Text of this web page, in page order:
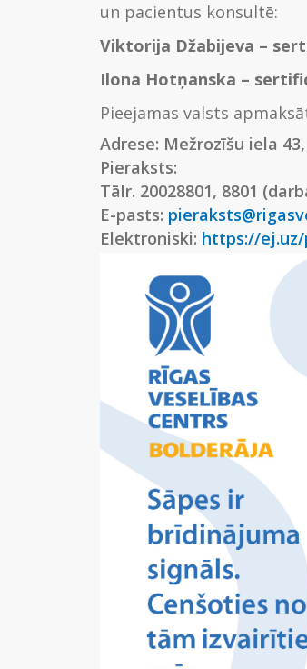
un pacientus konsultē:
Viktorija Džabijeva –
Ilona Hotņanska –
Pieejamas valsts
Adrese: Mežrozīšu iela 43,
Pieraksts:
Tālr. 20028801, 8801
E-pasts:
Elektroniski: https://